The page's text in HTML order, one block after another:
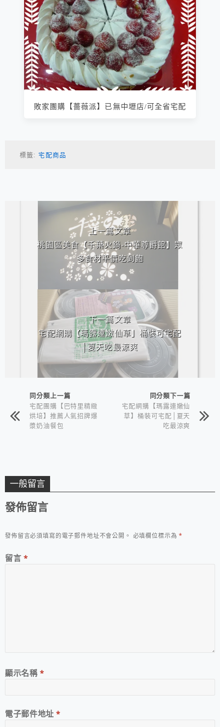
敗家團購【薔薇派】已無中壢店/可全省宅配
標籤: 宅配商品
上一篇文章
桃園區美食【千葉火鍋-中華尊爵館】眾
多食材平價吃到飽
下一篇文章
宅配網購【瑪露連嫩仙草】桶裝可宅配
│夏天吃最涼爽
同分類上一篇
宅配團購【巴特里精緻
烘培】推薦人氣招牌爆
漿奶油餐包
同分類下一篇
宅配網購【瑪露連嫩仙
草】桶裝可宅配│夏天
吃最涼爽
一般留言
發佈留言
發佈留言必須填寫的電子郵件地址不會公開。 必填欄位標示為*
留言 *
顯示名稱*
電子郵件地址*